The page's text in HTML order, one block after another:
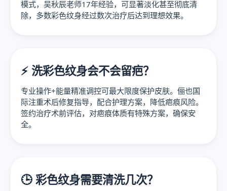
模式，吴秋辰老师17年经验，可显著淡化甚至彻底清
除，多数彩色纹身经过数次治疗后达到理想效果。
⚡ 洗彩色纹身会不会留疤？
专业操作+能量精准调控可最大限度保护皮肤。俪也国
际注重术后修复指导，配合护理方案，降低疤痕风险。
签约治疗术前评估，对疤痕体质有特殊方案，确保安
全。
🕒 彩色纹身需要清洗几次？